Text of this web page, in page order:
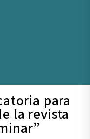
para
la revista